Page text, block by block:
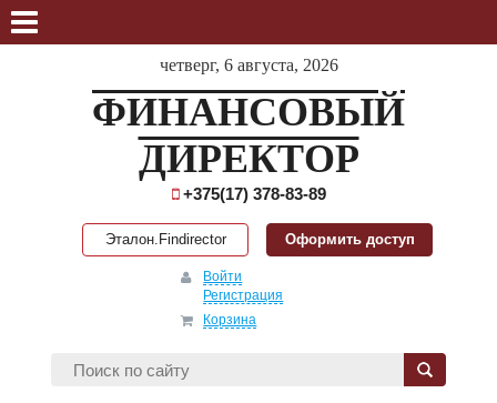
четверг, 6 августа, 2026
ФИНАНСОВЫЙ
ДИРЕКТОР
+375(17) 378-83-89
Эталон.Findirector Оформить доступ
Войти
Регистрация
Корзина